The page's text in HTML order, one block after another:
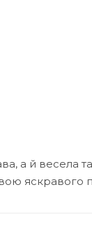
а й весела
яскравого